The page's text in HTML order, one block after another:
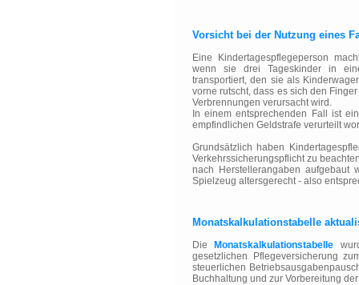
Vorsicht bei der Nutzung eines
Eine Kindertagespflegeperson
wenn sie drei Tageskinder in
transportiert, den sie als
vorne rutscht, dass es sich den
Verbrennungen verursacht wird.
In einem entsprechenden Fall ist
empfindlichen Geldstrafe verurteilt
Grundsätzlich haben
Verkehrssicherungspflicht zu
nach Herstellerangaben aufgebaut
Spielzeug altersgerecht - also
Monatskalkulationstabelle
Die Monatskalkulationstabelle
gesetzlichen Pflegeversicherung
steuerlichen
Buchhaltung und zur Vorbereitung